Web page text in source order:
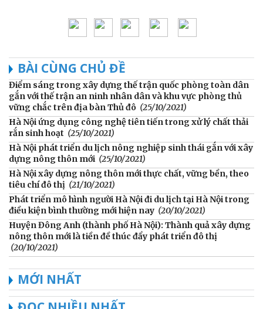
BÀI CÙNG CHỦ ĐỀ
Điểm sáng trong xây dựng thế trận quốc phòng toàn dân
gắn với thế trận an ninh nhân dân và khu vực phòng thủ
vững chắc trên địa bàn Thủ đô (25/10/2021)
Hà Nội ứng dụng công nghệ tiên tiến trong xử lý chất thải
rắn sinh hoạt (25/10/2021)
Hà Nội phát triển du lịch nông nghiệp sinh thái gắn với xây
dựng nông thôn mới (25/10/2021)
Hà Nội xây dựng nông thôn mới thực chất, vững bền, theo
tiêu chí đô thị (21/10/2021)
Phát triển mô hình người Hà Nội đi du lịch tại Hà Nội trong
điều kiện bình thường mới hiện nay (20/10/2021)
Huyện Đông Anh (thành phố Hà Nội): Thành quả xây dựng
nông thôn mới là tiền đề thúc đẩy phát triển đô thị
(20/10/2021)
MỚI NHẤT